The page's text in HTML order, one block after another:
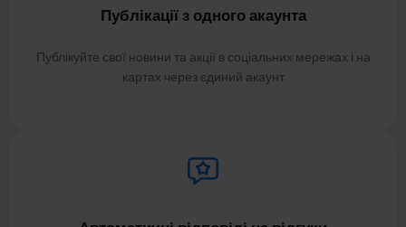
Публікації з одного акаунта
Публікуйте свої новини та акції в соціальних мережах і на
картах через єдиний акаунт